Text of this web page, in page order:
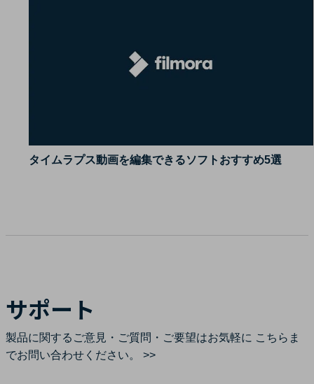
タイムラプス動画を編集できるソフトおすすめ5選
サポート
製品に関するご意見・ご質問・ご要望はお気軽に こちらま
でお問い合わせください。 >>